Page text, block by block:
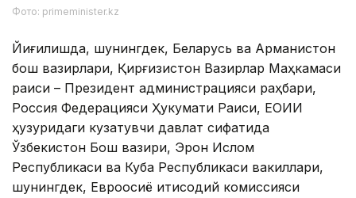
Фото: primeminister.kz
Йиғилишда, шунингдек, Беларусь ва Арманистон
бош вазирлари, Қирғизистон Вазирлар Маҳкамаси
раиси – Президент администрацияси раҳбари,
Россия Федерацияси Ҳукумати Раиси, ЕОИИ
ҳузуридаги кузатувчи давлат сифатида
Ўзбекистон Бош вазири, Эрон Ислом
Республикаси ва Куба Республикаси вакиллари,
шунингдек, Евроосиё иқтисодий комиссияси